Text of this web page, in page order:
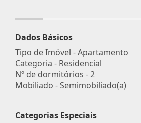
Dados Básicos
Tipo de Imóvel - Apartamento
Categoria - Residencial
Nº de dormitórios - 2
Mobiliado - Semimobiliado(a)
Categorias Especiais